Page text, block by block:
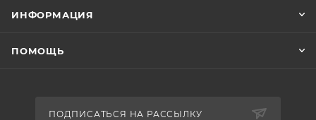
ИНФОРМАЦИЯ
ПОМОЩЬ
ПОДПИСАТЬСЯ НА РАССЫЛКУ